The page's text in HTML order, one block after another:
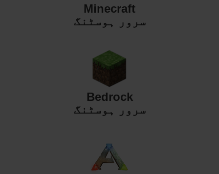
Minecraft
سرور ہوسٹنگ
Bedrock
سرور ہوسٹنگ